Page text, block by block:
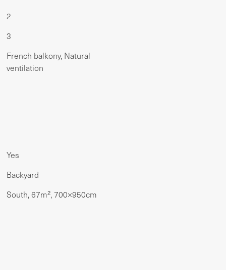
2
3
French balkony, Natural
ventilation
Yes
Backyard
South, 67m², 700×950cm